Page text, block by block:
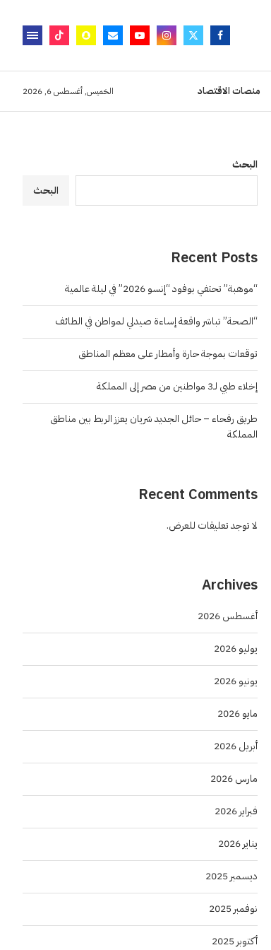
منصات الاقتصاد الخميس, أغسطس 6, 2026
البحث
البحث
Recent Posts
“موهبة” تحتفي بوفود “إنسو 2026” في ليلة عالمية
“الصحة” تباشر واقعة إساءة صيدلي لمواطن في الطائف
توقعات بموجة حارة وأمطار على معظم المناطق
إخلاء طبي لـ3 مواطنين من مصر إلى المملكة
طريق رفحاء – حائل الجديد شريان يعزز الربط بين مناطق
المملكة
Recent Comments
لا توجد تعليقات للعرض.
Archives
أغسطس 2026
يوليو 2026
يونيو 2026
مايو 2026
أبريل 2026
مارس 2026
فبراير 2026
يناير 2026
ديسمبر 2025
نوفمبر 2025
أكتوبر 2025